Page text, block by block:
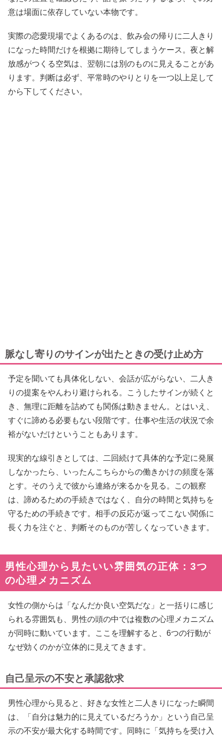
意は場面に依存していない本物です。
実際の恋愛現場でよくあるのは、飲み会の帰りに二人きり
になった時間だけを根拠に期待してしまうケース。夜と解
放感がつくる空気は、翌朝には別のものに見えることがあ
ります。判断は必ず、平常時のやりとりを一つ以上足して
から下してください。
脈なし寄りのサインが出たときの受け止め方
予定を聞いても具体化しない、会話が広がらない、二人き
りの提案をやんわり避けられる。こうしたサインが続くと
き、無理に距離を詰めても関係は動きません。とはいえ、
すぐに諦める必要もない段階です。仕事や生活の状況で余
裕がないだけということもあります。
現実的な線引きとしては、二回続けて具体的な予定に発展
しなかったら、いったんこちらからの働きかけの頻度を落
とす。そのうえで彼から連絡が来るかを見る。この観察
は、諦めるための手続きではなく、自分の時間と気持ちを
守るための手続きです。相手の反応が返ってこない関係に
長く力を注ぐと、判断そのものが苦しくなっていきます。
男性心理から見たいい雰囲気の正体：3つ
の心理メカニズム
女性の側からは「なんだか良い空気だな」と一括りに感じ
られる雰囲気も、男性の頭の中では複数の心理メカニズム
が同時に動いています。ここを理解すると、6つの行動が
なぜ効くのかが立体的に見えてきます。
自己呈示の不安と承認欲求
男性心理から見ると、好きな女性と二人きりになった瞬間
は、「自分は魅力的に見えているだろうか」という自己呈
示の不安が最大化する時間です。同時に「気持ちを受け入